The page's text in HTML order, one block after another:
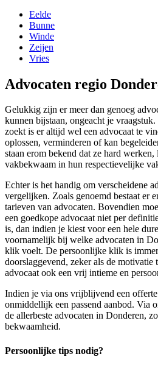
Eelde
Bunne
Winde
Zeijen
Vries
Advocaten regio
Gelukkig zijn er meer dan genoeg
kunnen bijstaan, ongeacht je
zoekt is er altijd wel een advocaat te
oplossen, verminderen of kan
staan erom bekend dat ze hard
vakbekwaam in hun respectievelijke
Echter is het handig om verscheidene
vergelijken. Zoals genoemd bestaat er
tarieven van advocaten. Bovendien
een goedkope advocaat niet per
is, dan indien je kiest voor een hele
voornamelijk bij welke advocaten in
klik voelt. De persoonlijke klik is
doorslaggevend, zeker als de motivatie
advocaat ook een vrij intieme en
Indien je via ons vrijblijvend een
onmiddellijk een passend aanbod. Via
de allerbeste advocaten in Donderen,
bekwaamheid.
Persoonlijke tips nodig?